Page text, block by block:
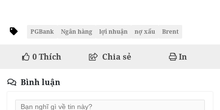
PGBank Ngân hàng lợi nhuận nợ xấu Brent
0Thích Chia sẻ In
Bình luận